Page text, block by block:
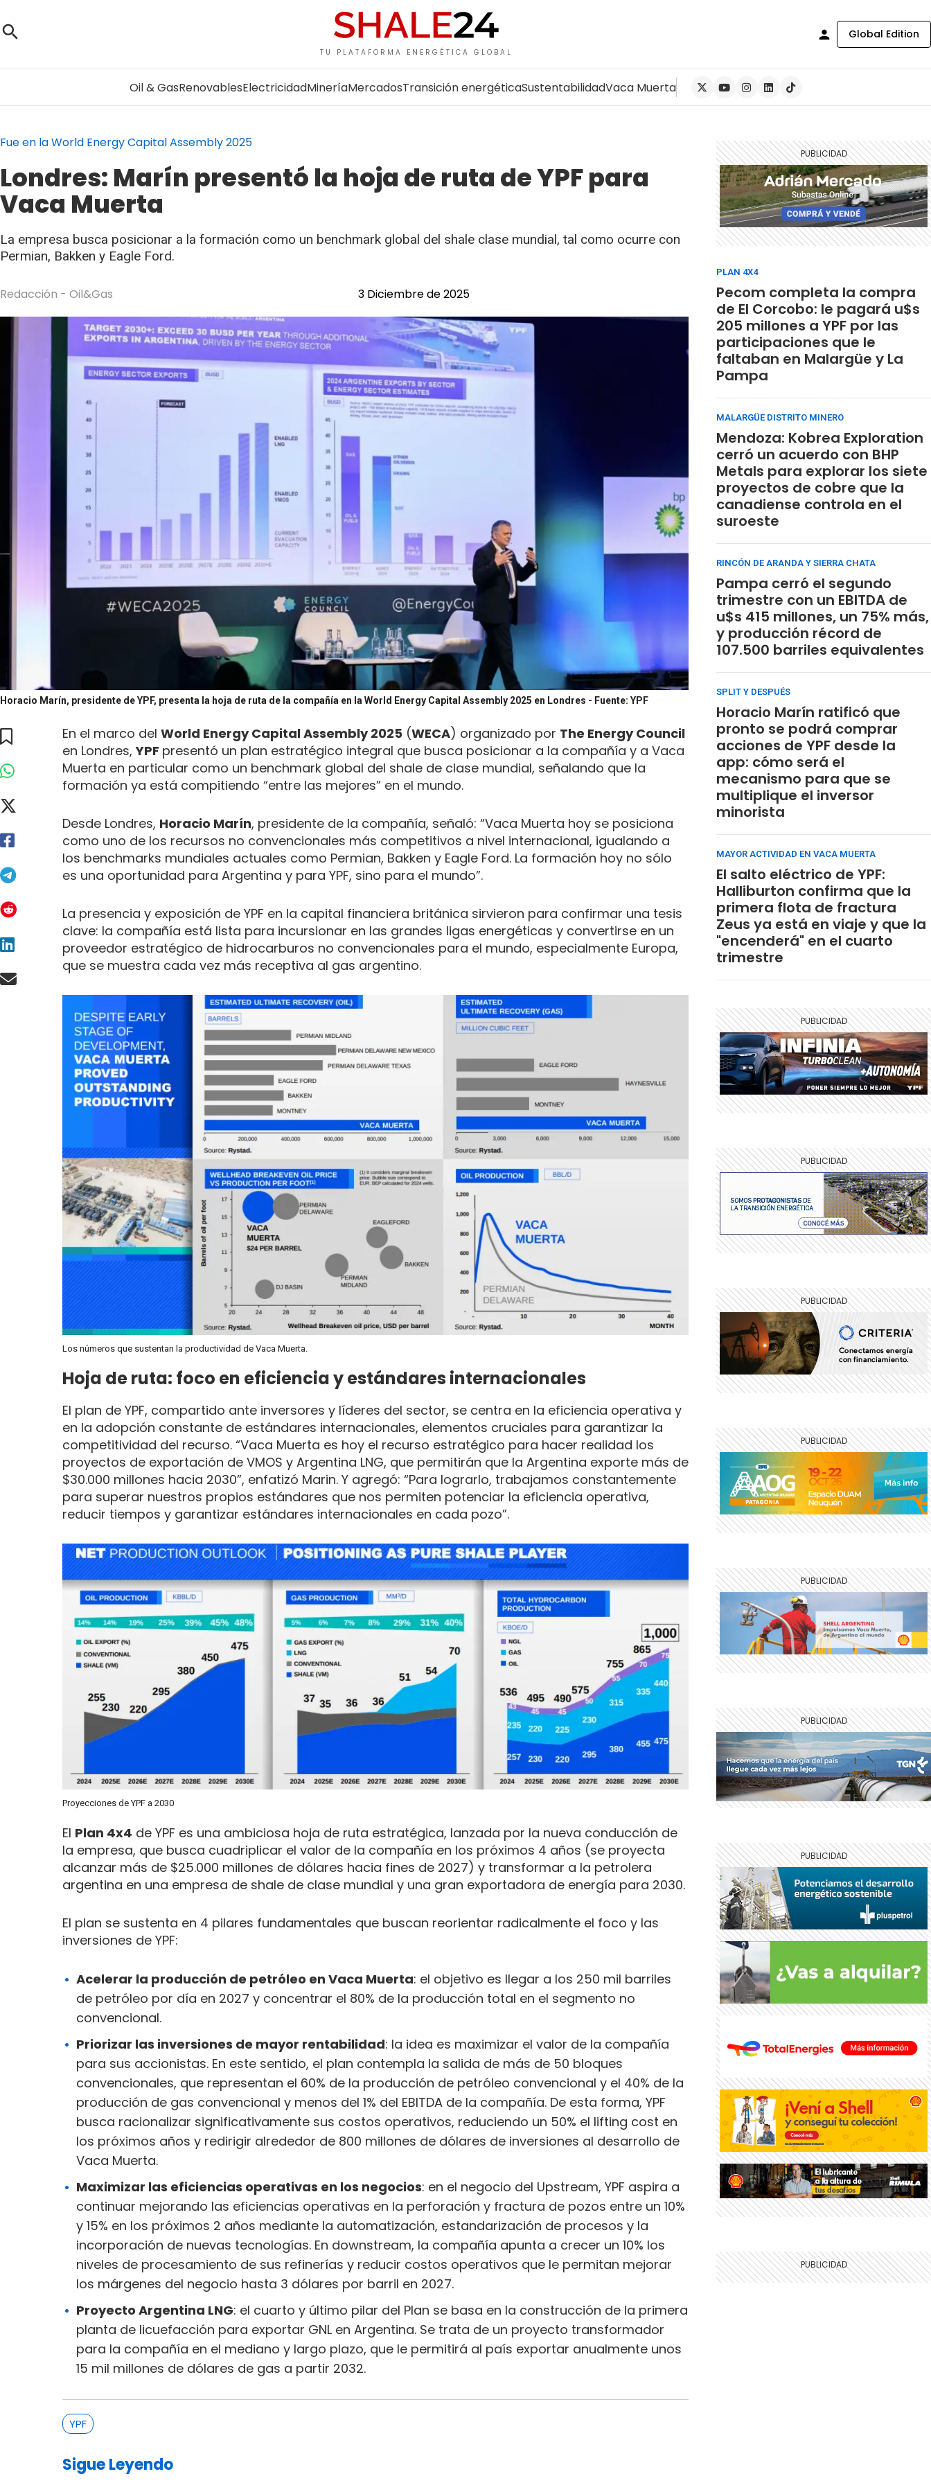
TU PLATAFORMA ENERGÉTICA GLOBAL
Global Edition
Oil & GasRenovablesElectricidadMineríaMercadosTransición energéticaSustentabilidadVaca Muerta
Fue en la World Energy Capital Assembly 2025
Londres: Marín presentó la hoja de ruta de YPF para
Vaca Muerta
La empresa busca posicionar a la formación como un benchmark global del shale clase mundial, tal como ocurre con
Permian, Bakken y Eagle Ford.
Redacción - Oil&Gas 3 Diciembre de 2025
Horacio Marín, presidente de YPF, presenta la hoja de ruta de la compañía en la World Energy Capital Assembly 2025 en Londres - Fuente: YPF
En el marco del World Energy Capital Assembly 2025 (WECA) organizado por The Energy Council
en Londres,YPF presentó un plan estratégico integral que busca posicionar a la compañía y a Vaca
Muerta en particular como un benchmark global del shale de clase mundial, señalando que la
formación ya está compitiendo “entre las mejores” en el mundo.
Desde Londres, Horacio Marín, presidente de la compañía, señaló: “Vaca Muerta hoy se posiciona
como uno de los recursos no convencionales más competitivos a nivel internacional, igualando a
los benchmarks mundiales actuales como Permian, Bakken y Eagle Ford. La formación hoy no sólo
es una oportunidad para Argentina y para YPF, sino para el mundo”.
La presencia y exposición de YPF en la capital financiera británica sirvieron para confirmar una tesis
clave: la compañía está lista para incursionar en las grandes ligas energéticas y convertirse en un
proveedor estratégico de hidrocarburos no convencionales para el mundo, especialmente Europa,
que se muestra cada vez más receptiva al gas argentino.
Los números que sustentan la productividad de Vaca Muerta.
Hoja de ruta: foco en eficiencia y estándares internacionales
El plan de YPF, compartido ante inversores y líderes del sector, se centra en la eficiencia operativa y
en la adopción constante de estándares internacionales, elementos cruciales para garantizar la
competitividad del recurso. “Vaca Muerta es hoy el recurso estratégico para hacer realidad los
proyectos de exportación de VMOS y Argentina LNG, que permitirán que la Argentina exporte más de
$30.000 millones hacia 2030”, enfatizó Marin. Y agregó: “Para lograrlo, trabajamos constantemente
para superar nuestros propios estándares que nos permiten potenciar la eficiencia operativa,
reducir tiempos y garantizar estándares internacionales en cada pozo”.
Proyecciones de YPF a 2030
El Plan 4x4 de YPF es una ambiciosa hoja de ruta estratégica, lanzada por la nueva conducción de
la empresa, que busca cuadriplicar el valor de la compañía en los próximos 4 años (se proyecta
alcanzar más de $25.000 millones de dólares hacia fines de 2027) y transformar a la petrolera
argentina en una empresa de shale de clase mundial y una gran exportadora de energía para 2030.
El plan se sustenta en 4 pilares fundamentales que buscan reorientar radicalmente el foco y las
inversiones de YPF:
Acelerar la producción de petróleo en Vaca Muerta: el objetivo es llegar a los 250 mil barriles
de petróleo por día en 2027 y concentrar el 80% de la producción total en el segmento no
convencional.
Priorizar las inversiones de mayor rentabilidad: la idea es maximizar el valor de la compañía
para sus accionistas. En este sentido, el plan contempla la salida de más de 50 bloques
convencionales, que representan el 60% de la producción de petróleo convencional y el 40% de la
producción de gas convencional y menos del 1% del EBITDA de la compañía. De esta forma, YPF
busca racionalizar significativamente sus costos operativos, reduciendo un 50% el lifting cost en
los próximos años y redirigir alrededor de 800 millones de dólares de inversiones al desarrollo de
Vaca Muerta.
Maximizar las eficiencias operativas en los negocios: en el negocio del Upstream, YPF aspira a
continuar mejorando las eficiencias operativas en la perforación y fractura de pozos entre un 10%
y 15% en los próximos 2 años mediante la automatización, estandarización de procesos y la
incorporación de nuevas tecnologías. En downstream, la compañía apunta a crecer un 10% los
niveles de procesamiento de sus refinerías y reducir costos operativos que le permitan mejorar
los márgenes del negocio hasta 3 dólares por barril en 2027.
Proyecto Argentina LNG: el cuarto y último pilar del Plan se basa en la construcción de la primera
planta de licuefacción para exportar GNL en Argentina. Se trata de un proyecto transformador
para la compañía en el mediano y largo plazo, que le permitirá al país exportar anualmente unos
15 mil millones de dólares de gas a partir 2032.
YPF
Sigue Leyendo
PLAN 4X4
Pecom completa la compra
de El Corcobo: le pagará u$s
205 millones a YPF por las
participaciones que le
faltaban en Malargüe y La
Pampa
MALARGÜE DISTRITO MINERO
Mendoza: Kobrea Exploration
cerró un acuerdo con BHP
Metals para explorar los siete
proyectos de cobre que la
canadiense controla en el
suroeste
RINCÓN DE ARANDA Y SIERRA CHATA
Pampa cerró el segundo
trimestre con un EBITDA de
u$s 415 millones, un 75% más,
y producción récord de
107.500 barriles equivalentes
SPLIT Y DESPUÉS
Horacio Marín ratificó que
pronto se podrá comprar
acciones de YPF desde la
app: cómo será el
mecanismo para que se
multiplique el inversor
minorista
MAYOR ACTIVIDAD EN VACA MUERTA
El salto eléctrico de YPF:
Halliburton confirma que la
primera flota de fractura
Zeus ya está en viaje y que la
"encenderá" en el cuarto
trimestre